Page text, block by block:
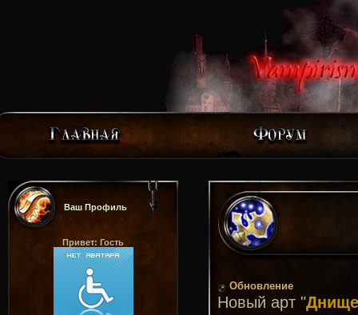
Ваш Профиль
Привет: Гость
Обновление
Новый арт "Днище